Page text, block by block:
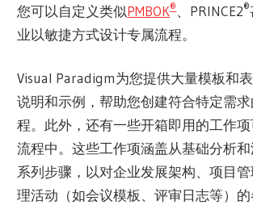
您可以自定义类似PMBOK®、PRINCE2®
业以敏捷方式设计专属流程。
Visual Paradigm为您提供大量模板和
说明和示例，帮助您创建符合特定需
程。此外，还有一些开箱即用的工作
流程中。这些工作项涵盖从基础分析
系列步骤，以对企业发展架构、项目
理活动（如会议模板、评审日志等）